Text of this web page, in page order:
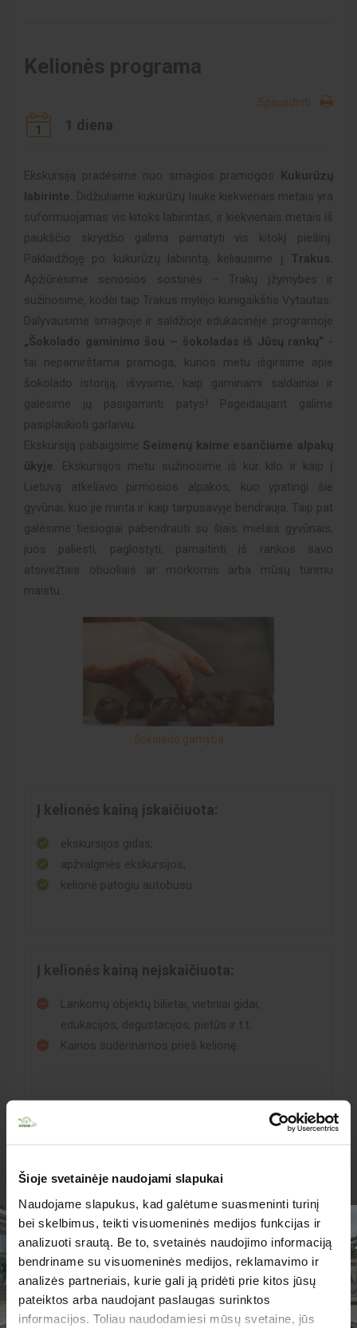
Šioje svetainėje naudojami slapukai
Naudojame slapukus, kad galėtume suasmeninti turinį
bei skelbimus, teikti visuomeninės medijos funkcijas ir
analizuoti srautą. Be to, svetainės naudojimo informaciją
bendriname su visuomeninės medijos, reklamavimo ir
analizės partneriais, kurie gali ją pridėti prie kitos jūsų
pateiktos arba naudojant paslaugas surinktos
informacijos. Toliau naudodamiesi mūsų svetaine, jūs
Kelionės programa
Spausdinti
1 1 diena
Ekskursiją pradėsime nuo smagios pramogos Kukurūzų
labirinte. Didžiuliame kukurūzų lauke kiekvienais metais yra
suformuojamas vis kitoks labirintas, ir kiekvienais metais iš
paukščio skrydžio galima pamatyti vis kitokį piešinį.
Paklaidžioję po kukurūzų labirintą, keliausime į Trakus.
Apžiūrėsime senosios sostinės – Trakų įžymybes ir
sužinosime, kodėl taip Trakus mylėjo kunigaikštis Vytautas.
Dalyvausime smagioje ir saldžioje edukacinėje programoje
„Šokolado gaminimo šou – šokoladas iš Jūsų rankų“ -
tai nepamirštama pramoga, kurios metu išgirsime apie
šokolado istoriją, išvysime, kaip gaminami saldainiai ir
galėsime jų pasigaminti patys! Pageidaujant galime
pasiplaukioti garlaiviu.
Ekskursiją pabaigsime Seimenų kaime esančiame alpakų
ūkyje . Ekskursijos metu sužinosime iš kur kilo ir kaip į
Lietuvą atkeliavo pirmosios alpakos, kuo ypatingi šie
gyvūnai, kuo jie minta ir kaip tarpusavyje bendrauja. Taip pat
galėsime tiesiogiai pabendrauti su šiais mielais gyvūnais,
juos paliesti, paglostyti, pamaitinti iš rankos savo
atsivežtais obuoliais ar morkomis arba mūsų turimu
maistu.
Šokolado gamyba
Į kelionės kainą įskaičiuota:
ekskursijos gidas;
apžvalginės ekskursijos;
kelionė patogiu autobusu.
Į kelionės kainą neįskaičiuota:
Lankomų objektų bilietai, vietiniai gidai,
edukacijos, degustacijos, pietūs ir t.t.
Kainos suderinamos prieš kelionę.
Atsižvelgiant į objektyvias sąlygas, kelionių
organizatorius gali keisti suplanuotą kelionės programą
ir objektų lankymo eiliškumą.
Muziejuose ir kituose mokamuose objektuose kelionės
vadovas ekskursijų neveda.
Lankomų objektų kainos gali keistis!
TURIME PARUOŠĘ
JUMS PASIŪLYMŲ!